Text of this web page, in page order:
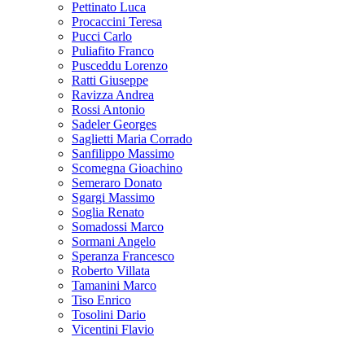
Pettinato Luca
Procaccini Teresa
Pucci Carlo
Puliafito Franco
Pusceddu Lorenzo
Ratti Giuseppe
Ravizza Andrea
Rossi Antonio
Sadeler Georges
Saglietti Maria Corrado
Sanfilippo Massimo
Scomegna Gioachino
Semeraro Donato
Sgargi Massimo
Soglia Renato
Somadossi Marco
Sormani Angelo
Speranza Francesco
Roberto Villata
Tamanini Marco
Tiso Enrico
Tosolini Dario
Vicentini Flavio